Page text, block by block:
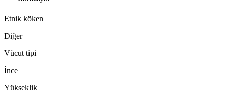
Etnik köken
Diğer
Vücut tipi
İnce
Yükseklik